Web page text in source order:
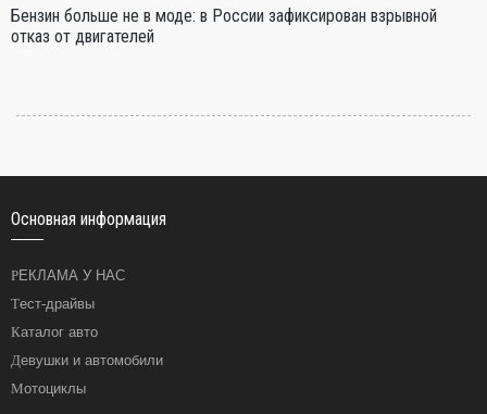
Бензин больше не в моде: в России зафиксирован взрывной
отказ от двигателей
Основная информация
РЕКЛАМА У НАС
Тест-драйвы
Каталог авто
Девушки и автомобили
Мотоциклы